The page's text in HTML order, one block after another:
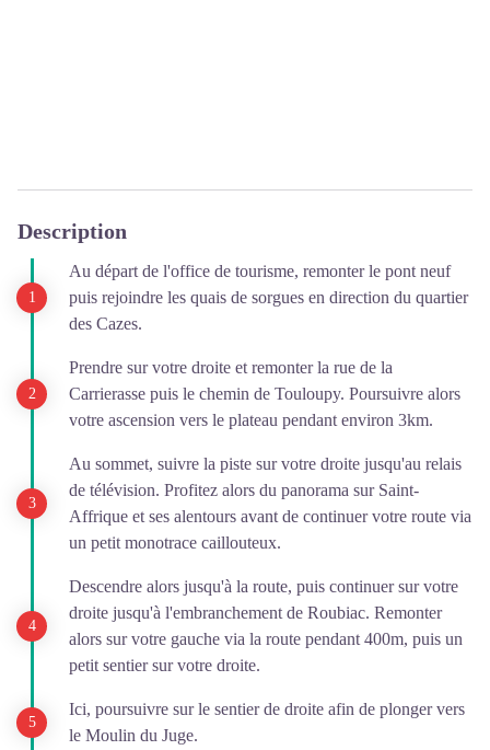
Description
Au départ de l'office de tourisme, remonter le pont neuf
puis rejoindre les quais de sorgues en direction du quartier
des Cazes.
Prendre sur votre droite et remonter la rue de la
Carrierasse puis le chemin de Touloupy. Poursuivre alors
votre ascension vers le plateau pendant environ 3km.
Au sommet, suivre la piste sur votre droite jusqu'au relais
de télévision. Profitez alors du panorama sur Saint-
Affrique et ses alentours avant de continuer votre route via
un petit monotrace caillouteux.
Descendre alors jusqu'à la route, puis continuer sur votre
droite jusqu'à l'embranchement de Roubiac. Remonter
alors sur votre gauche via la route pendant 400m, puis un
petit sentier sur votre droite.
Ici, poursuivre sur le sentier de droite afin de plonger vers
le Moulin du Juge.